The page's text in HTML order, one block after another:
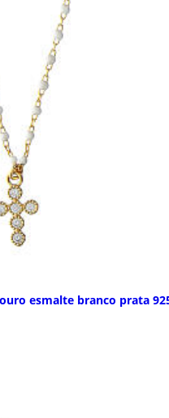
esmalte branco prata